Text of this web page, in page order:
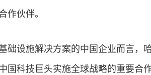
作伙伴。
础设施解决方案的中国企业而言，
国科技巨头实施全球战略的重要合